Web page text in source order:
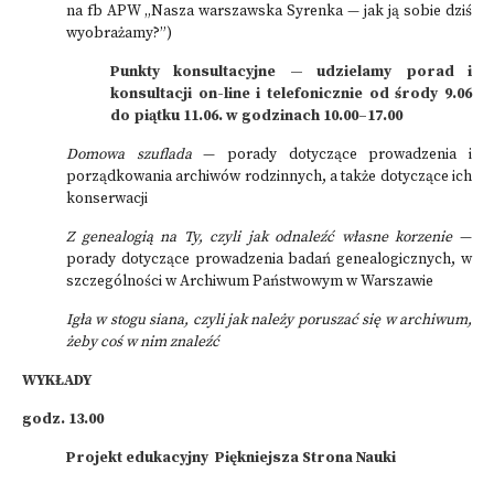
na fb APW „Nasza warszawska Syrenka — jak ją sobie dziś
wyobrażamy?”)
Punkty konsultacyjne — udzielamy porad i
konsultacji on-line i telefonicznie od środy 9.06
do piątku 11.06. w godzinach 10.00–17.00
Domowa szuflada— porady dotyczące prowadzenia i
porządkowania archiwów rodzinnych, a także dotyczące ich
konserwacji
Z genealogią na Ty, czyli jak odnaleźć własne korzenie—
porady dotyczące prowadzenia badań genealogicznych, w
szczególności w Archiwum Państwowym w Warszawie
Igła w stogu siana, czyli jak należy poruszaćsię w archiwum,
żeby coś w nim znaleźć
WYKŁADY
godz. 13.00
Projekt edukacyjny Piękniejsza Strona Nauki